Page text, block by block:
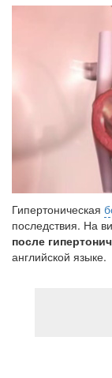
Гипертоническая
последствия. На
после
английской языке.